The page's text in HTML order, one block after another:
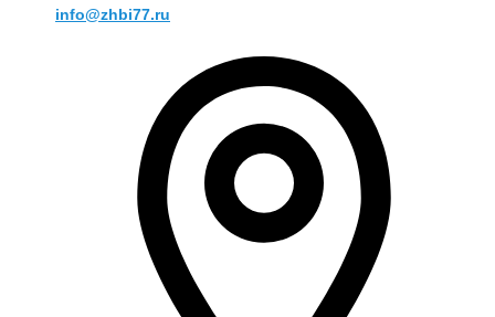
info@zhbi77.ru